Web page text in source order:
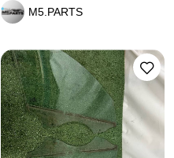
M5.PARTS